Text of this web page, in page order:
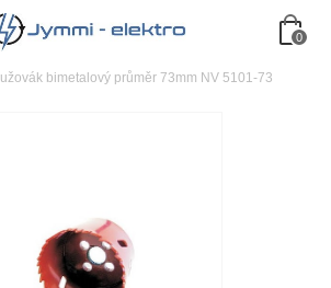
0
bimetalový průměr 73mm NV 5101-73